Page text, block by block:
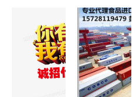
许可证与小
餐饮登记证
办理全解析
球商贸代理
代办一站式
服务